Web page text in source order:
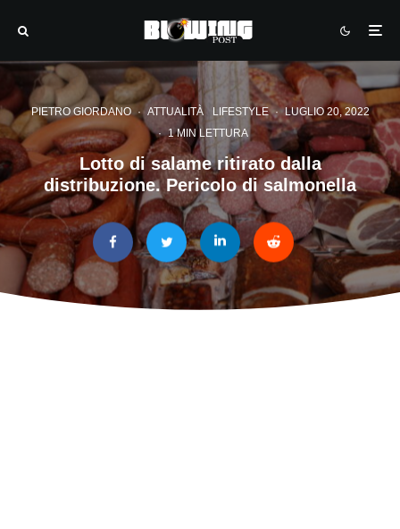
PIETRO GIORDANO · ATTUALITÀ LIFESTYLE · LUGLIO 20, 2022
· 1 MIN LETTURA
Lotto di salame ritirato dalla
distribuzione. Pericolo di salmonella